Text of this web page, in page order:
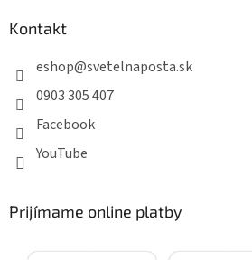
Kontakt
eshop@svetelnaposta.sk
0903 305 407
Facebook
YouTube
Prijímame online platby